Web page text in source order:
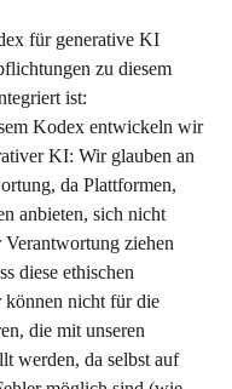
für generative KI
zu diesem
ist:
Kodex entwickeln wir
KI: Wir glauben an
da Plattformen,
anbieten, sich nicht
Verantwortung ziehen
diese ethischen
nicht für die
die mit unseren
werden, da selbst auf